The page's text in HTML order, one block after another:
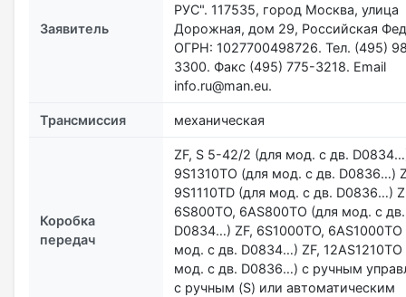
Заявитель
РУС". 117535, город Москва, улица
Дорожная, дом 29, Российская
ОГРН: 1027700498726. Тел. (495)
3300. Факс (495) 775-3218. Email
info.ru@man.eu.
Трансмиссия механическая
Коробка
передач
ZF, S 5-42/2 (для мод. с дв.
9S1310ТО (для мод. с дв. D0836…)
9S1110ТD (для мод. с дв. D0836…)
6S800TO, 6AS800TO (для мод. с дв.
D0834…) ZF, 6S1000TO, 6AS1000TO
мод. с дв. D0834…) ZF, 12AS1210TO
мод. с дв. D0836…) с ручным
с ручным (S) или автоматическим